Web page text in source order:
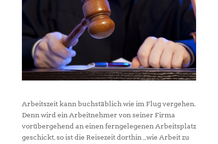
Arbeitszeit kann buchstäblich wie im Flug vergehen.
Denn wird ein Arbeitnehmer von seiner Firma
vorübergehend an einen ferngelegenen Arbeitsplatz
geschickt, so ist die Reisezeit dorthin „wie Arbeit zu